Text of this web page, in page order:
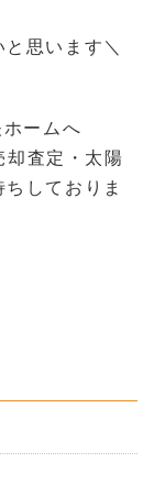
思います＼
ームへ
却査定・太陽
ちしておりま